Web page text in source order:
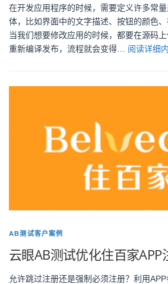
在开发应用程序的时候，需要定义许多常
体，比如界面中的文字描述、按钮的颜色
当我们想要修改应用的时候，都要在源码
重新编译发布，流程就会变得… 阅读详细
AB测试客户案例
云眼AB测试优化住百家APP
允许跳过注册还是强制必须注册？利用